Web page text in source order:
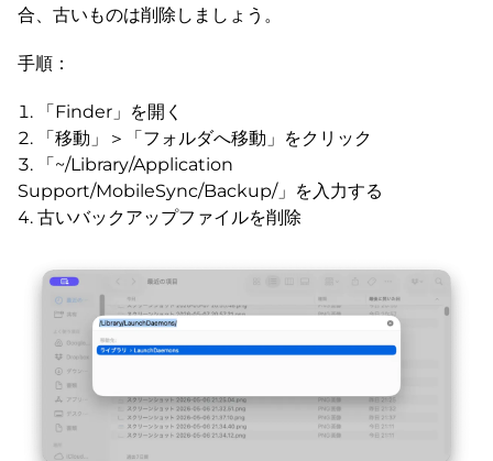
合、古いものは削除しましょう。
手順：
「Finder」を開く
「移動」＞「フォルダへ移動」をクリック
「~/Library/Application
Support/MobileSync/Backup/」を入力する
古いバックアップファイルを削除